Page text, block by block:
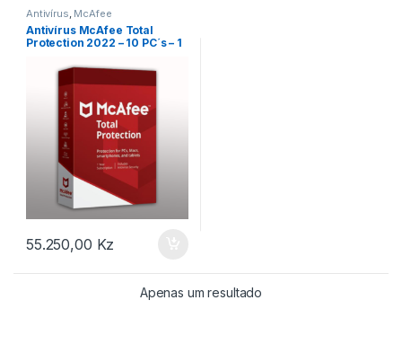
Antivírus, McAfee
Antivírus McAfee Total
Protection 2022 – 10 PC´s – 1
55.250,00 Kz
Apenas um resultado